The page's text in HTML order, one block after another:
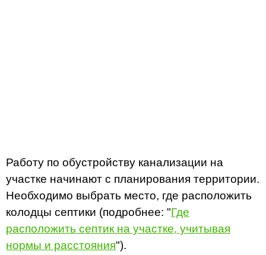
Работу по обустройству канализации на
участке начинают с планирования территории.
Необходимо выбрать место, где расположить
колодцы септики (подробнее: "Где
расположить септик на участке, учитывая
нормы и расстояния").